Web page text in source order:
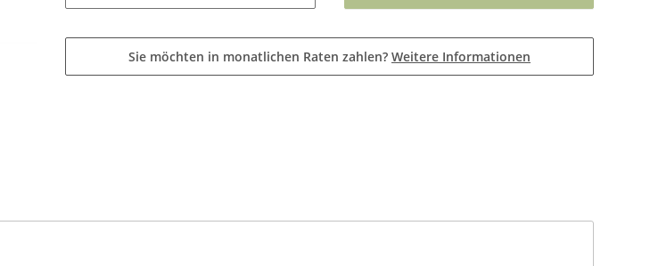
Sie möchten in monatlichen Raten zahlen? Weitere Informationen